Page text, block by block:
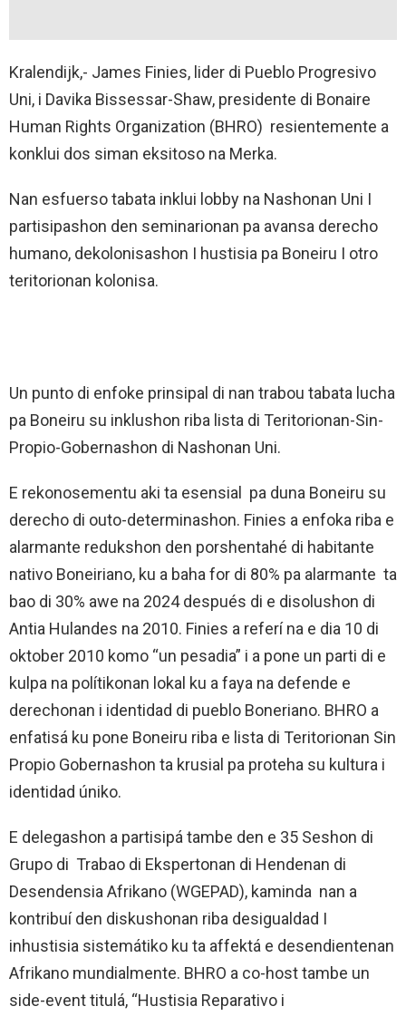
Kralendijk,- James Finies, lider di Pueblo Progresivo
Uni, i Davika Bissessar-Shaw, presidente di Bonaire
Human Rights Organization (BHRO) resientemente a
konklui dos siman eksitoso na Merka.
Nan esfuerso tabata inklui lobby na Nashonan Uni I
partisipashon den seminarionan pa avansa derecho
humano, dekolonisashon I hustisia pa Boneiru I otro
teritorionan kolonisa.
Un punto di enfoke prinsipal di nan trabou tabata lucha
pa Boneiru su inklushon riba lista di Teritorionan-Sin-
Propio-Gobernashon di Nashonan Uni.
E rekonosementu aki ta esensial pa duna Boneiru su
derecho di outo-determinashon. Finies a enfoka riba e
alarmante redukshon den porshentahé di habitante
nativo Boneiriano, ku a baha for di 80% pa alarmante ta
bao di 30% awe na 2024 después di e disolushon di
Antia Hulandes na 2010. Finies a referí na e dia 10 di
oktober 2010 komo “un pesadia” i a pone un parti di e
kulpa na polítikonan lokal ku a faya na defende e
derechonan i identidad di pueblo Boneriano. BHRO a
enfatisá ku pone Boneiru riba e lista di Teritorionan Sin
Propio Gobernashon ta krusial pa proteha su kultura i
identidad úniko.
E delegashon a partisipá tambe den e 35 Seshon di
Grupo di Trabao di Ekspertonan di Hendenan di
Desendensia Afrikano (WGEPAD), kaminda nan a
kontribuí den diskushonan riba desigualdad I
inhustisia sistemátiko ku ta affektá e desendientenan
Afrikano mundialmente. BHRO a co-host tambe un
side-event titulá, “Hustisia Reparativo i